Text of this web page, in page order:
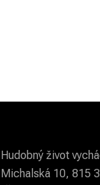
Hudobný život
Michalská 10, 815